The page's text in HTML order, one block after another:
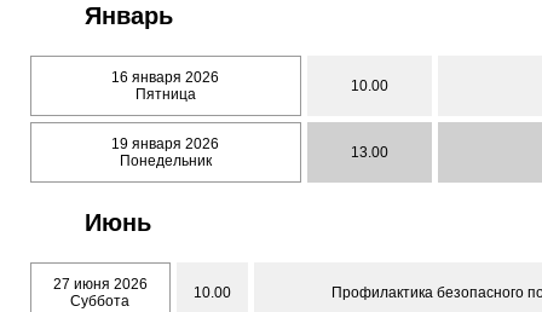
Январь
16 января 2026
Пятница
10.00
19 января 2026
Понедельник
13.00
Июнь
27 июня 2026
Суббота
10.00 Профилактика безопасного